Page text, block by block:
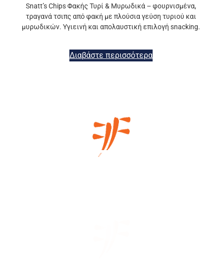
Snatt’s Chips Φακής Τυρί & Μυρωδικά – φουρνισμένα,
τραγανά τσιπς από φακή με πλούσια γεύση τυριού και
μυρωδικών. Υγιεινή και απολαυστική επιλογή snacking.
Διαβάστε περισσότερα